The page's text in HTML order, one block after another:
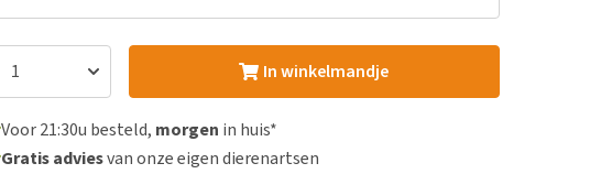
In winkelmandje
Voor 21:30u besteld, morgen in huis*
Gratis adviesvan onze eigen dierenartsen